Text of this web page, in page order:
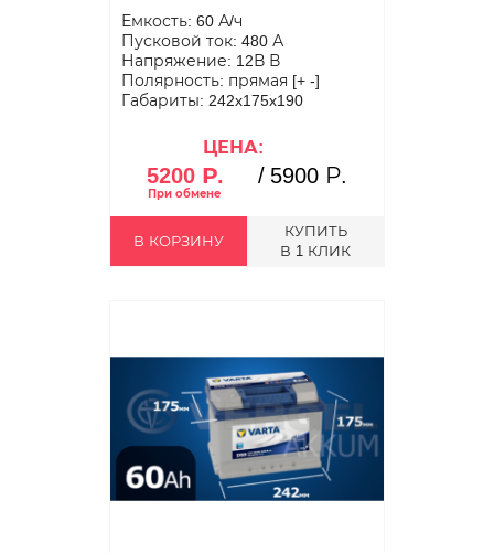
Емкость: 60 А/ч
Пусковой ток: 480 А
Напряжение: 12В В
Полярность: прямая [+ -]
Габариты: 242x175x190
ЦЕНА:
5200 Р. / 5900 Р.
В КОРЗИНУ
КУПИТЬ
В 1 КЛИК